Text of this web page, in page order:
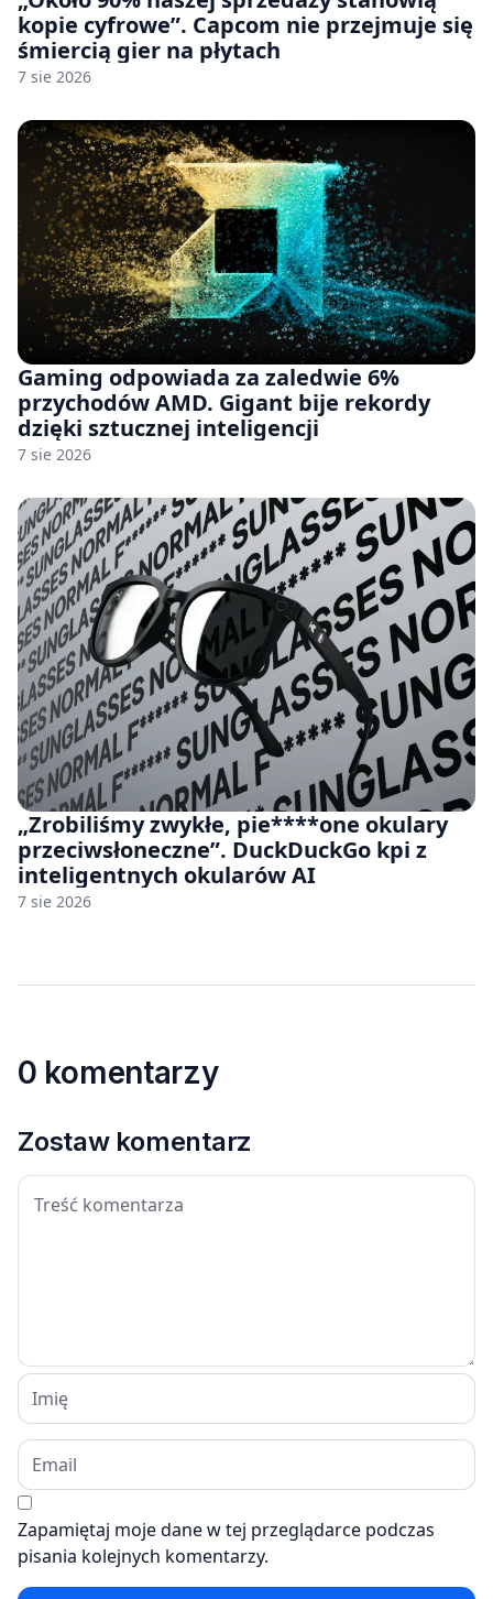
kopie cyfrowe”. Capcom nie przejmuje się
śmiercią gier na płytach
7 sie 2026
Gaming odpowiada za zaledwie 6%
przychodów AMD. Gigant bije rekordy
dzięki sztucznej inteligencji
7 sie 2026
„Zrobiliśmy zwykłe, pie****one okulary
przeciwsłoneczne”. DuckDuckGo kpi z
inteligentnych okularów AI
7 sie 2026
0 komentarzy
Zostaw komentarz
Zapamiętaj moje dane w tej przeglądarce podczas
pisania kolejnych komentarzy.